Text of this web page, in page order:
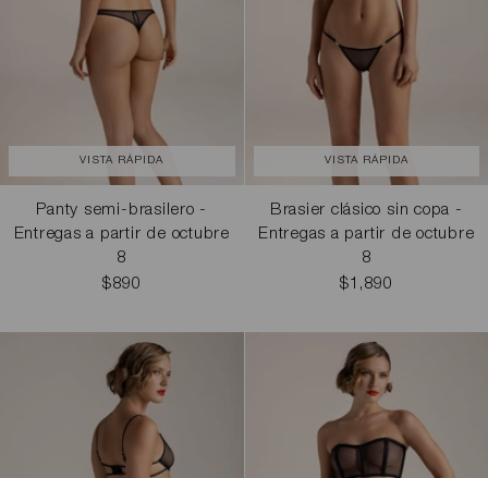
VISTA RÁPIDA
Panty semi-brasilero -
Entregas a partir de octubre
8
$890
VISTA RÁPIDA
Brasier clásico sin copa -
Entregas a partir de octubre
8
$1,890